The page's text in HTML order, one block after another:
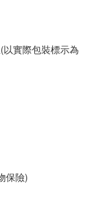
實際包裝標示為
保險)